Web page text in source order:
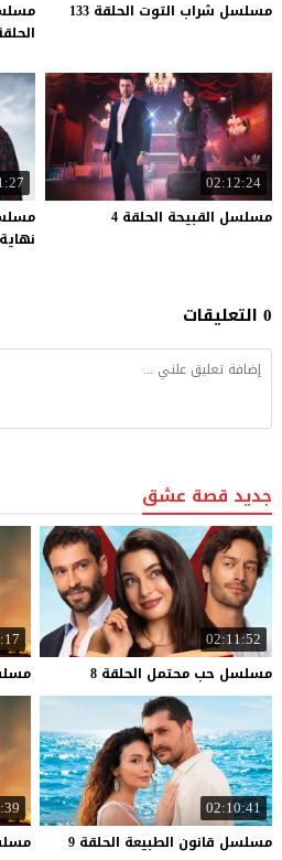
مسلسل شراب التوت الحلقة 133
الحلقة
02:12:24
مسلسل القبيحة الحلقة 4
0 التعليقات
جديد قصة عشق
02:11:52
مسلسل حب محتمل الحلقة 8
02:10:41
مسلسل قانون الطبيعة الحلقة 9